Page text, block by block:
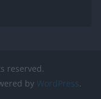
reserved.
by WordPress.